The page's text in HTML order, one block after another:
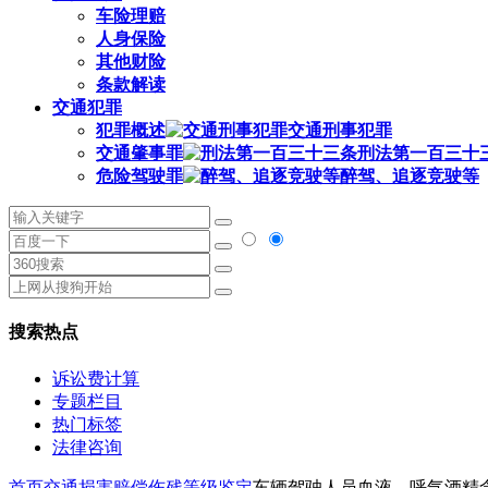
车险理赔
人身保险
其他财险
条款解读
交通犯罪
犯罪概述
交通刑事犯罪
交通肇事罪
刑法第一百三十
危险驾驶罪
醉驾、追逐竞驶等
搜索热点
诉讼费计算
专题栏目
热门标签
法律咨询